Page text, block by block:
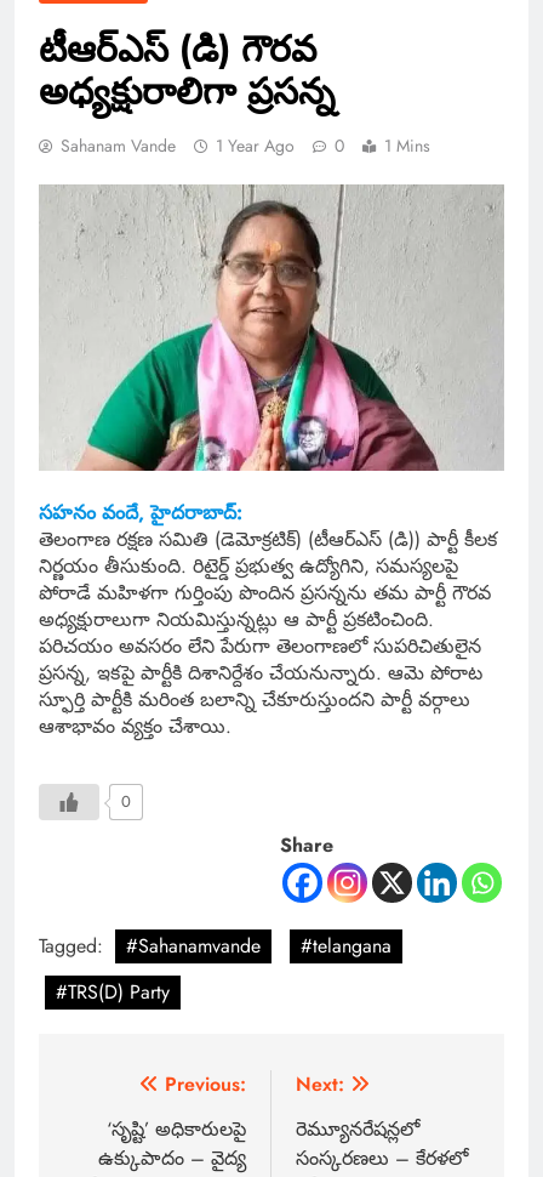
టీఆర్ఎస్ (డి) గౌరవ
అధ్యక్షురాలిగా ప్రసన్న
Sahanam Vande 1 Year Ago 0 1 Mins
సహనం వందే, హైదరాబాద్:
తెలంగాణ రక్షణ సమితి (డెమోక్రటిక్) (టీఆర్ఎస్ (డి)) పార్టీ కీలక
నిర్ణయం తీసుకుంది. రిటైర్డ్ ప్రభుత్వ ఉద్యోగిని, సమస్యలపై
పోరాడే మహిళగా గుర్తింపు పొందిన ప్రసన్నను తమ పార్టీ గౌరవ
అధ్యక్షురాలుగా నియమిస్తున్నట్లు ఆ పార్టీ ప్రకటించింది.
పరిచయం అవసరం లేని పేరుగా తెలంగాణలో సుపరిచితులైన
ప్రసన్న, ఇకపై పార్టీకి దిశానిర్దేశం చేయనున్నారు. ఆమె పోరాట
స్ఫూర్తి పార్టీకి మరింత బలాన్ని చేకూరుస్తుందని పార్టీ వర్గాలు
ఆశాభావం వ్యక్తం చేశాయి.
0
Share
Tagged: #Sahanamvande
#telangana
#TRS(D) Party
Previous:
‘సృష్టి’ అధికారులపై
ఉక్కుపాదం – వైద్య
Next:
రెమ్యూనరేషన్లలో
సంస్కరణలు – కేరళలో